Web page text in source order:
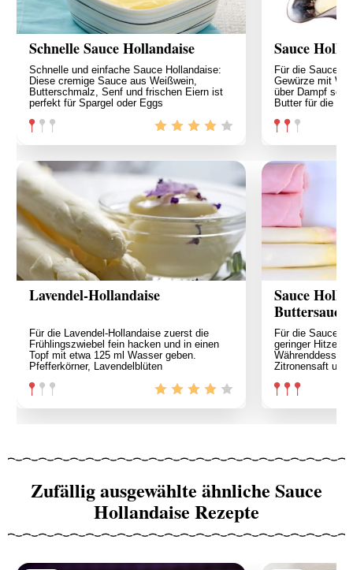
Schnelle Sauce Hollandaise
Schnelle und einfache Sauce Hollandaise:
Diese cremige Sauce aus Weißwein,
Butterschmalz, Senf und frischen Eiern ist
perfekt für Spargel oder Eggs
Sauce
Für die Sauce
Gewürze mit
über Dampf
Butter für die
Lavendel-Hollandaise
Für die Lavendel-Hollandaise zuerst die
Frühlingszwiebel fein hacken und in einen
Topf mit etwa 125 ml Wasser geben.
Pfefferkörner, Lavendelblüten
Sauce
Buttersauce)
Für die Sauce
geringer Hitze
Währenddessen
Zitronensaft und
Zufällig ausgewählte ähnliche Sauce
Hollandaise Rezepte